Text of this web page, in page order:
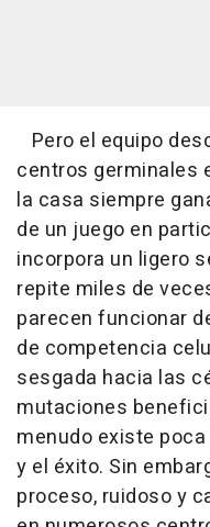
Pero el equipo
centros germinales
la casa siempre
de un juego en
incorpora un ligero
repite miles de
parecen funcionar
de competencia
sesgada hacia las
mutaciones
menudo existe
y el éxito. Sin
proceso, ruidoso y